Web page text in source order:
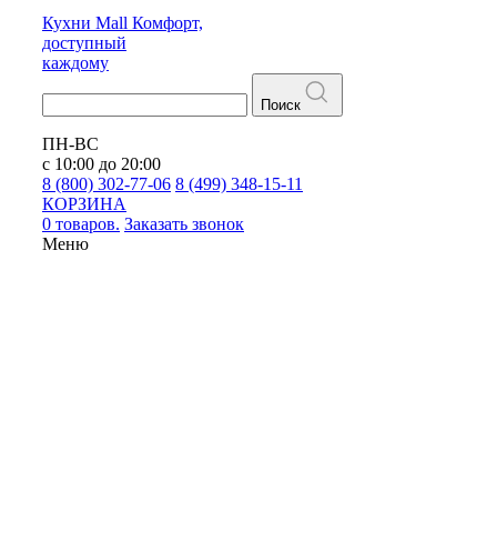
Кухни Mall Комфорт,
доступный
каждому
Поиск
ПН-ВС
с 10:00 до 20:00
8 (800) 302-77-06 8 (499) 348-15-11
КОРЗИНА
0 товаров. Заказать звонок
Меню